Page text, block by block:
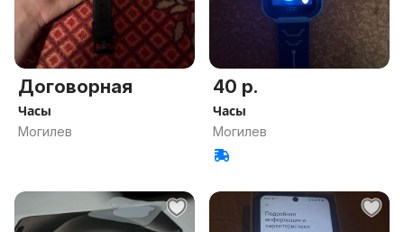
Договорная
Часы
Могилев
40 р.
Часы
Могилев